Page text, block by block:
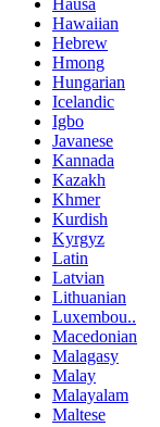
Hausa
Hawaiian
Hebrew
Hmong
Hungarian
Icelandic
Igbo
Javanese
Kannada
Kazakh
Khmer
Kurdish
Kyrgyz
Latin
Latvian
Lithuanian
Luxembou..
Macedonian
Malagasy
Malay
Malayalam
Maltese